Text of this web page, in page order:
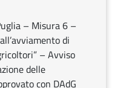
– Misura 6 –
di
– Avviso
delle
con DAdG